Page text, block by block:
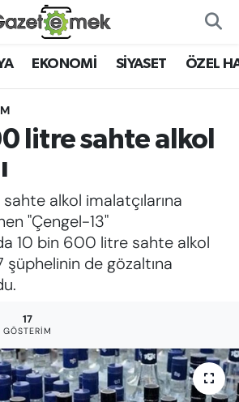
EKONOMİ SİYASET ÖZEL
litre sahte alkol
alkol imalatçılarına
"Çengel-13"
10 bin 600 litre sahte alkol
şüphelinin de gözaltına
17
GÖSTERIM
Vakitleri
Durumu ve Fikstür